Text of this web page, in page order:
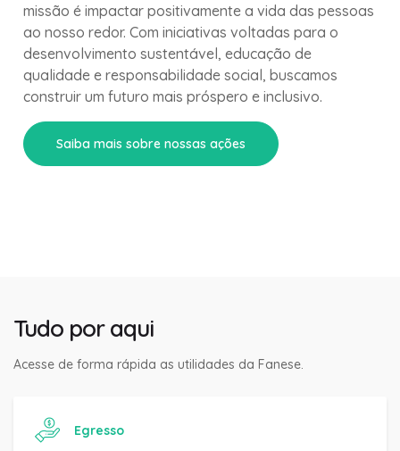
missão é impactar positivamente a vida das pessoas
ao nosso redor. Com iniciativas voltadas para o
desenvolvimento sustentável, educação de
qualidade e responsabilidade social, buscamos
construir um futuro mais próspero e inclusivo.
Saiba mais sobre nossas ações
Tudo por aqui
Acesse de forma rápida as utilidades da Fanese.
Egresso